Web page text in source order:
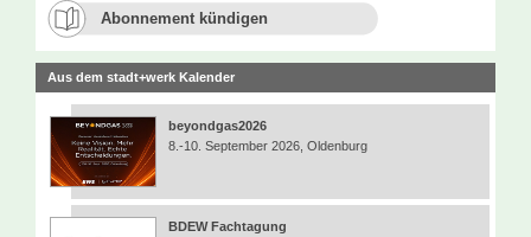
Abonnement kündigen
Aus dem stadt+werk Kalender
beyondgas2026
8.-10. September 2026, Oldenburg
BDEW Fachtagung